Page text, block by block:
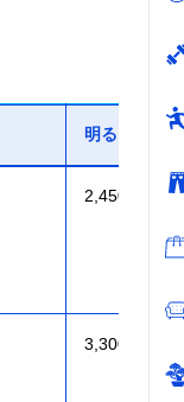
明るさ
2,450 ISO lm
3,300 ANSI lm